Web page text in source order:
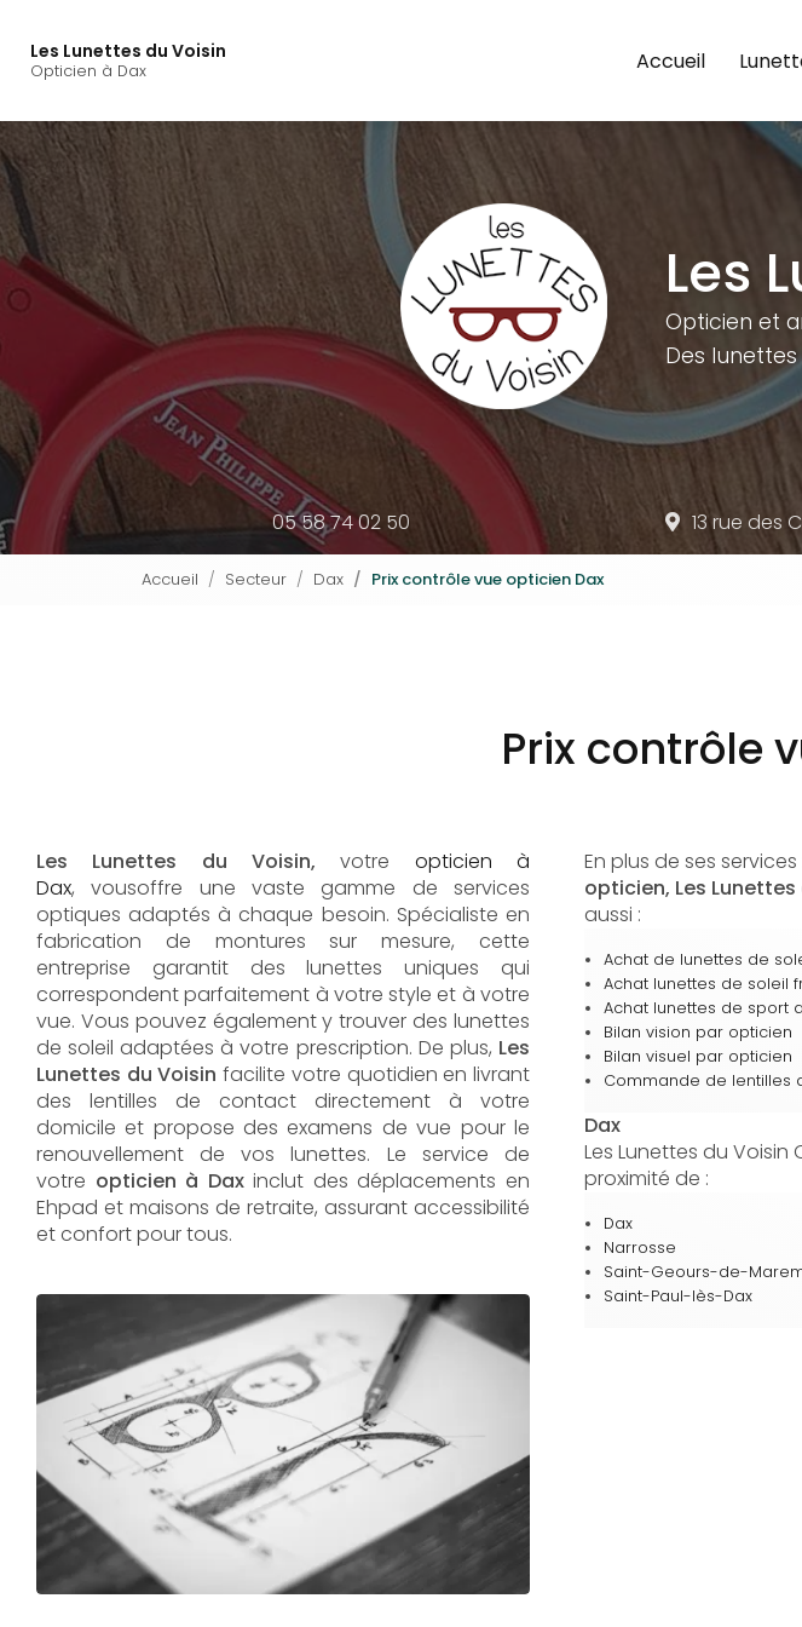
contenu
Les Lunettes du Voisin
Opticien à Dax
Accueil
Les
Opticien et
Des
05 58 74 02 50 13 rue des
Accueil Secteur Dax Prix contrôle vue opticien Dax
Prix contrôle
Les Lunettes du Voisin, votre opticien à
Dax, vousoffre une vaste gamme de services
optiques adaptés à chaque besoin. Spécialiste en
fabrication de montures sur mesure, cette
entreprise garantit des lunettes uniques qui
correspondent parfaitement à votre style et à votre
vue. Vous pouvez également y trouver des lunettes
de soleil adaptées à votre prescription. De plus, Les
Lunettes du Voisin facilite votre quotidien en livrant
des lentilles de contact directement à votre
domicile et propose des examens de vue pour le
renouvellement de vos lunettes. Le service de
votre opticien à Daxinclut des déplacements en
Ehpad et maisons de retraite, assurant accessibilité
et confort pour tous.
En plus de ses services
opticien, Les Lunettes
aussi :
Achat de lunettes de
Achat lunettes de soleil
Achat lunettes de sport
Bilan vision par opticien
Bilan visuel par opticien
Commande de lentilles
Dax
Les Lunettes du
proximité de :
Dax
Narrosse
Saint-Geours-de-
Saint-Paul-lès-Dax